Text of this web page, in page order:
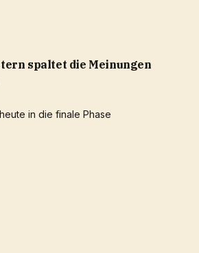
spaltet die Meinungen